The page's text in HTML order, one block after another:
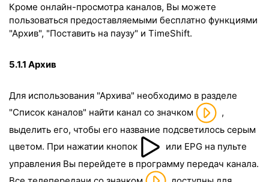
Кроме онлайн-просмотра каналов, Вы можете
пользоваться предоставляемыми бесплатно функциями
"Архив", "Поставить на паузу" и TimeShift.
5.1.1 Архив
Для использования "Архива" необходимо в разделе
"Список каналов" найти канал со значком
,
выделить его, чтобы его название подсветилось серым
цветом. При нажатии кнопок
или EPGна пульте
управления Вы перейдeте в программу передач канала.